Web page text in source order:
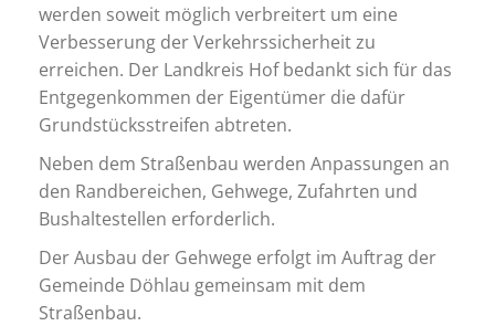
werden soweit möglich verbreitert um eine
Verbesserung der Verkehrssicherheit zu
erreichen. Der Landkreis Hof bedankt sich für das
Entgegenkommen der Eigentümer die dafür
Grundstücksstreifen abtreten.
Neben dem Straßenbau werden Anpassungen an
den Randbereichen, Gehwege, Zufahrten und
Bushaltestellen erforderlich.
Der Ausbau der Gehwege erfolgt im Auftrag der
Gemeinde Döhlau gemeinsam mit dem
Straßenbau.